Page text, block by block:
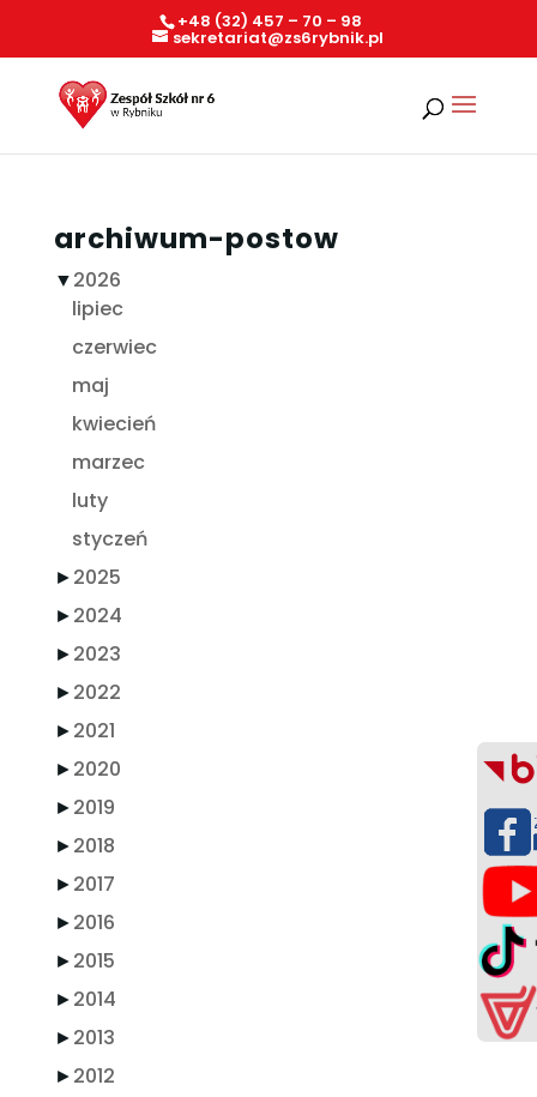
+48 (32) 457 – 70 – 98
sekretariat@zs6rybnik.pl
archiwum-postow
▼2026
lipiec
czerwiec
maj
kwiecień
marzec
luty
styczeń
►2025
►2024
►2023
►2022
►2021
►2020
►2019
►2018
►2017
►2016
►2015
►2014
►2013
►2012